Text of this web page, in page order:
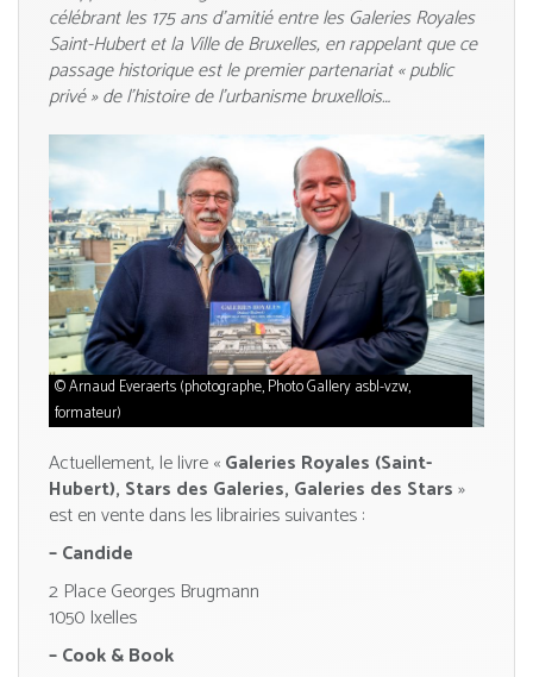
célébrant les 175 ans d’amitié entre les Galeries Royales
Saint-Hubert et la Ville de Bruxelles, en rappelant que ce
passage historique est le premier partenariat « public
privé » de l’histoire de l’urbanisme bruxellois…
Arnaud Everaerts (photographe, Photo Gallery asbl-vzw,
formateur)
Actuellement, le livre «Galeries Royales (Saint-
Hubert), Stars des Galeries, Galeries des Stars»
est en vente dans les librairies suivantes :
– Candide
2 Place Georges Brugmann
1050 Ixelles
– Cook & Book